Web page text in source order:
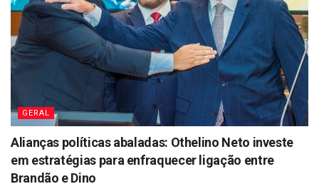
GERAL
Alianças políticas abaladas: Othelino Neto investe
em estratégias para enfraquecer ligação entre
Brandão e Dino